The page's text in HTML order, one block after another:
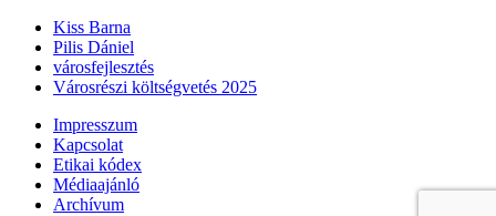
Kiss Barna
Pilis Dániel
városfejlesztés
Városrészi költségvetés 2025
Impresszum
Kapcsolat
Etikai kódex
Médiaajánló
Archívum